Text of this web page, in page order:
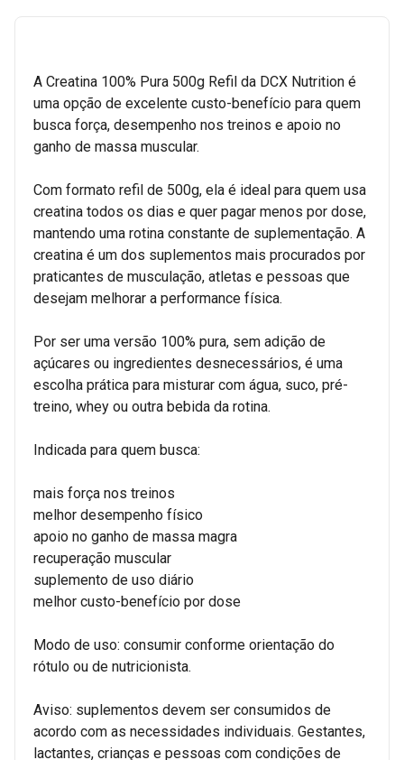
A Creatina 100% Pura 500g Refil da DCX Nutrition é
uma opção de excelente custo-benefício para quem
busca força, desempenho nos treinos e apoio no
ganho de massa muscular.
Com formato refil de 500g, ela é ideal para quem usa
creatina todos os dias e quer pagar menos por dose,
mantendo uma rotina constante de suplementação. A
creatina é um dos suplementos mais procurados por
praticantes de musculação, atletas e pessoas que
desejam melhorar a performance física.
Por ser uma versão 100% pura, sem adição de
açúcares ou ingredientes desnecessários, é uma
escolha prática para misturar com água, suco, pré-
treino, whey ou outra bebida da rotina.
Indicada para quem busca:
mais força nos treinos
melhor desempenho físico
apoio no ganho de massa magra
recuperação muscular
suplemento de uso diário
melhor custo-benefício por dose
Modo de uso: consumir conforme orientação do
rótulo ou de nutricionista.
Aviso: suplementos devem ser consumidos de
acordo com as necessidades individuais. Gestantes,
lactantes, crianças e pessoas com condições de